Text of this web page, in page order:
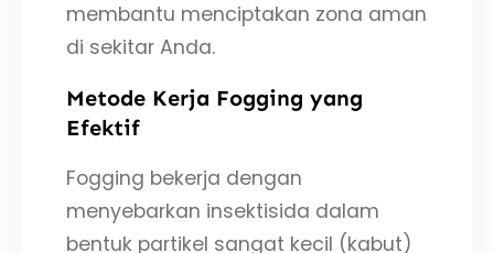
membantu menciptakan zona aman
di sekitar Anda.
Metode Kerja Fogging yang
Efektif
Fogging bekerja dengan
menyebarkan insektisida dalam
bentuk partikel sangat kecil (kabut)